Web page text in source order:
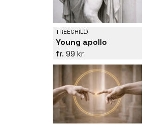
TREECHILD
Young apollo
99 kr